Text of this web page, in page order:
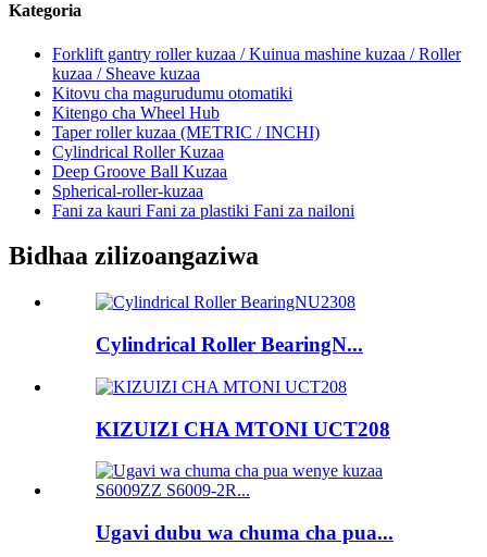
Kategoria
Forklift gantry roller kuzaa / Kuinua mashine kuzaa / Roller
kuzaa / Sheave kuzaa
Kitovu cha magurudumu otomatiki
Kitengo cha Wheel Hub
Taper roller kuzaa (METRIC / INCHI)
Cylindrical Roller Kuzaa
Deep Groove Ball Kuzaa
Spherical-roller-kuzaa
Fani za kauri Fani za plastiki Fani za nailoni
Bidhaa zilizoangaziwa
Cylindrical Roller BearingN...
KIZUIZI CHA MTONI UCT208
Ugavi dubu wa chuma cha pua...